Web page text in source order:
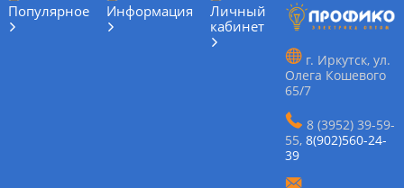
Популярное Информация
Личный
кабинет
г. Иркутск, ул.
Олега Кошевого
65/7
8 (3952) 39-59-
55, 8(902)560-24-
39